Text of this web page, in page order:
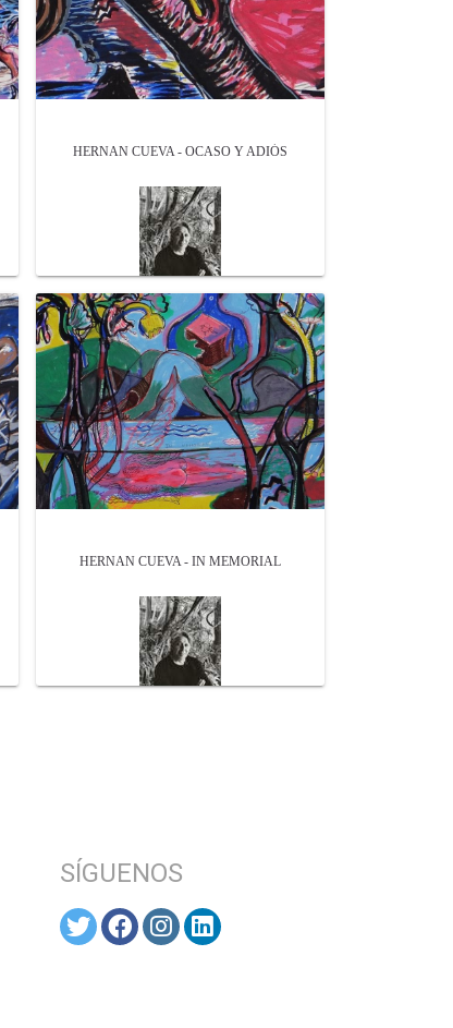
HERNAN CUEVA - OCASO Y ADIÓS
HERNAN CUEVA - IN MEMORIAL
SÍGUENOS